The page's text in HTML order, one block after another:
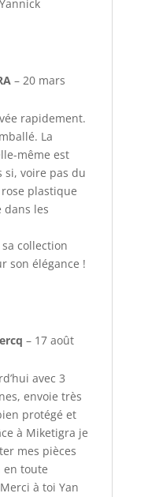
– 20 mars
rapidement.
La
même est
si, voire pas du
plastique
dans les
collection
son élégance !
– 17 août
avec 3
envoie très
protégé et
à Miketigra je
mes pièces
en toute
à toi Yan